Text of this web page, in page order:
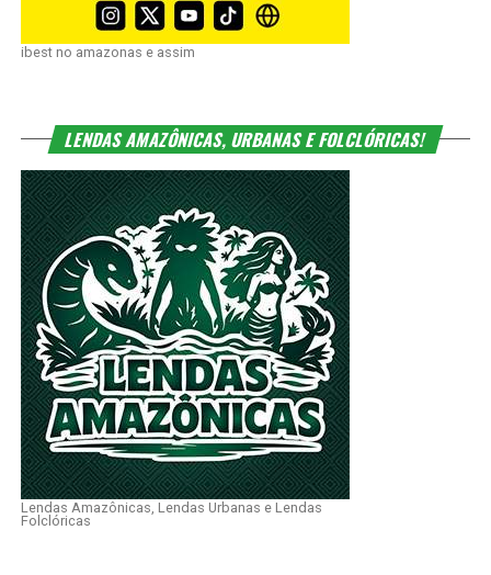
ibest no amazonas e assim
LENDAS AMAZÔNICAS, URBANAS E FOLCLÓRICAS!
Lendas Amazônicas, Lendas Urbanas e Lendas
Folclóricas